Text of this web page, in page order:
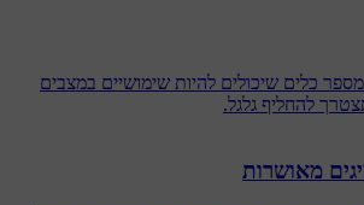
כלים שיכולים להיות שימושיים במצבים
להחליף גלגל.
מאושרות